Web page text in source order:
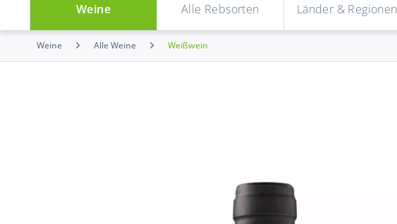
Weine Alle Rebsorten Länder & Regionen
Weine Alle Weine Weißwein